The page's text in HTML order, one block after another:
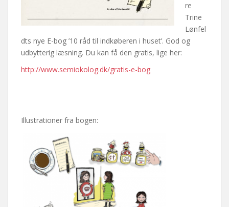
re
Trine
Lønfel
dts nye E-bog ’10 råd til indkøberen i huset’. God og
udbytterig læsning. Du kan få den gratis, lige her:
http://www.semiokolog.dk/gratis-e-bog
Illustrationer fra bogen: